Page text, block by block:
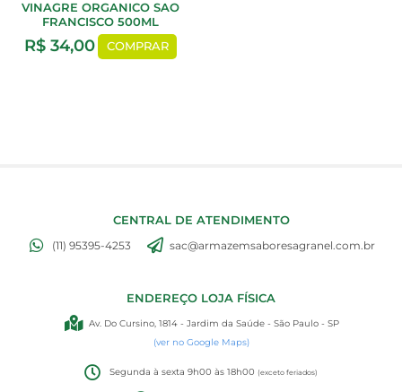
VINAGRE ORGANICO SAO
FRANCISCO 500ML
R$34,00 COMPRAR
CENTRAL DE ATENDIMENTO
(11) 95395-4253 sac@armazemsaboresagranel.com.br
ENDEREÇO LOJA FÍSICA
Av. Do Cursino, 1814 - Jardim da Saúde - São Paulo - SP
(ver no Google Maps)
Segunda à sexta 9h00 às 18h00(exceto feriados)